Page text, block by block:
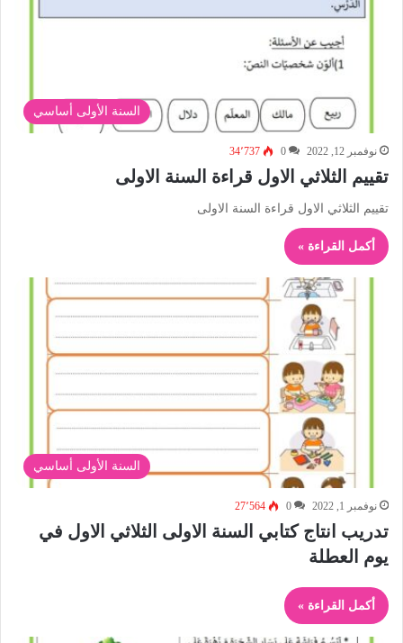
السنة الأولى أساسي
نوفمبر 12, 2022 0 34٬737
تقييم الثلاثي الاول قراءة السنة الاولى
تقييم الثلاثي الاول قراءة السنة الاولى
أكمل القراءة »
السنة الأولى أساسي
نوفمبر 1, 2022 0 27٬564
تدريب انتاج كتابي السنة الاولى الثلاثي الاول في
يوم العطلة
أكمل القراءة »